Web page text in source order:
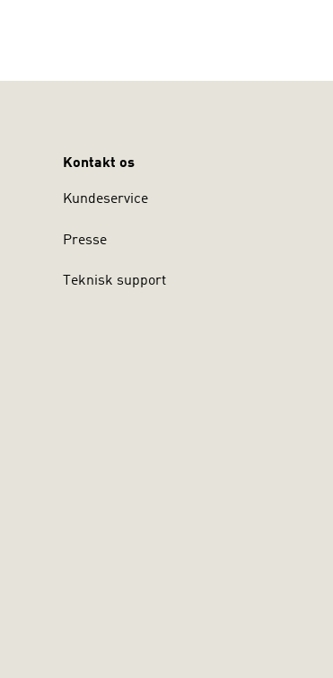
Kontakt os
Kundeservice
Presse
Teknisk support